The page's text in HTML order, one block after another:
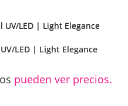
LED | Light Elegance
pueden ver precios.